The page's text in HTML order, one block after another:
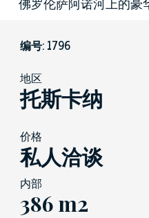
编号: 1796
地区
托斯卡纳
价格
私人洽谈
内部
386 m2